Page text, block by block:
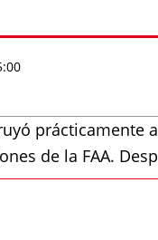
de la FAA.